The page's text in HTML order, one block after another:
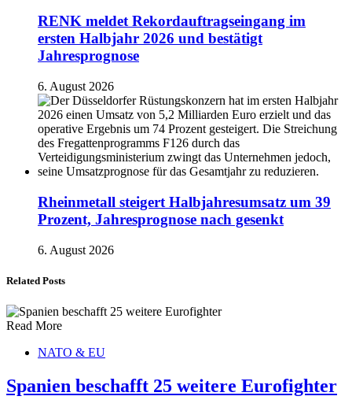
RENK meldet Rekordauftragseingang im
ersten Halbjahr 2026 und bestätigt
Jahresprognose
6. August 2026
Rheinmetall steigert Halbjahresumsatz um 39
Prozent, Jahresprognose nach gesenkt
6. August 2026
Related Posts
Read More
NATO & EU
Spanien beschafft 25 weitere Eurofighter